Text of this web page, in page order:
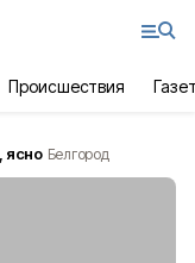
Происшествия
ясно Белгород